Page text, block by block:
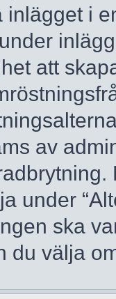
i
att
av
under
ska
du välja